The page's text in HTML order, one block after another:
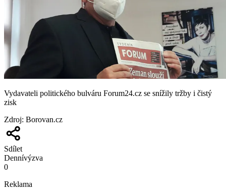
Vydavateli politického bulváru Forum24.cz se snížily tržby i čistý
zisk
Zdroj: Borovan.cz
Sdílet
Dennívýzva
0
Reklama